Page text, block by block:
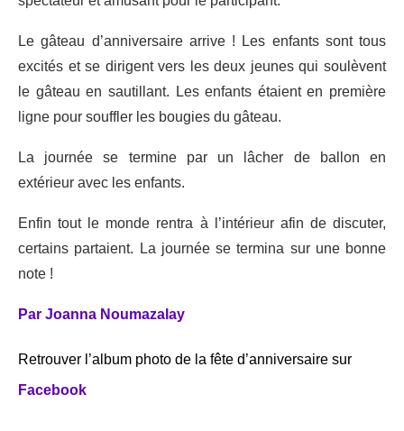
Le gâteau d’anniversaire arrive ! Les enfants sont tous
excités et se dirigent vers les deux jeunes qui soulèvent
le gâteau en sautillant. Les enfants étaient en première
ligne pour souffler les bougies du gâteau.
La journée se termine par un lâcher de ballon en
extérieur avec les enfants.
Enfin tout le monde rentra à l’intérieur afin de discuter,
certains partaient. La journée se termina sur une bonne
note !
Par Joanna Noumazalay
Retrouver l’album photo de la fête d’anniversaire sur
Facebook